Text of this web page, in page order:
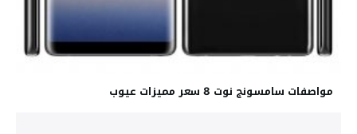
مواصفات سامسونج نوت 8 سعر مميزات عيوب